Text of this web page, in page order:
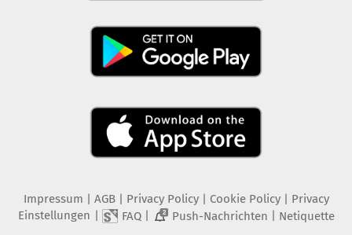
Impressum | AGB | Privacy Policy| Cookie Policy| Privacy
Einstellungen | FAQ| 2 Push-Nachrichten | Netiquette